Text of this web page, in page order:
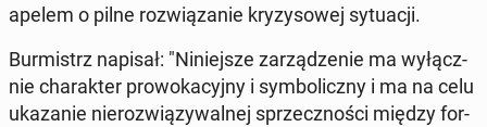
apelem o pilne roz­wią­za­nie kry­zy­so­wej sy­tu­acji.
Bur­mistrz napisał: "Ni­niej­sze za­rzą­dze­nie ma wy­łącz­
nie cha­rak­ter pro­wo­ka­cyj­ny i sym­bo­licz­ny i ma na celu
uka­za­nie nie­roz­wią­zy­wal­nej sprzecz­no­ści między for­